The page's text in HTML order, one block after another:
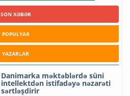
SON XƏBƏR
POPULYAR
YAZARLAR
Danimarka məktəblərdə süni
intellektdən istifadəyə nəzarəti
sərtləşdirir